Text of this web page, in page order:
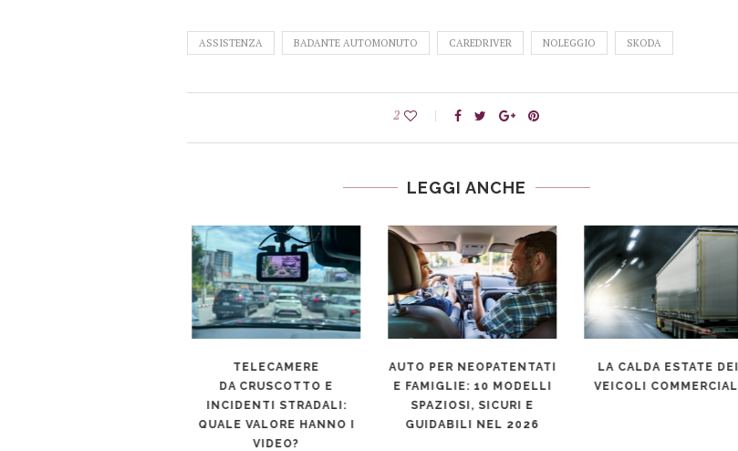
ASSISTENZA BADANTE AUTOMONUTO CAREDRIVER NOLEGGIO SKODA
2
LEGGI ANCHE
TELECAMERE
DA CRUSCOTTO E
INCIDENTI STRADALI:
QUALE VALORE HANNO I
VIDEO?
AUTO PER NEOPATENTATI
E FAMIGLIE: 10 MODELLI
SPAZIOSI, SICURI E
GUIDABILI NEL 2026
LA CALDA ESTATE DEI
VEICOLI COMMERCIALI